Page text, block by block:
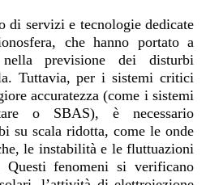
di servizi e tecnologie dedicate
che hanno portato a
previsione dei disturbi
Tuttavia, per i sistemi critici
accuratezza (come i sistemi
o SBAS), è necessario
su scala ridotta, come le onde
le instabilità e le fluttuazioni
Questi fenomeni si verificano